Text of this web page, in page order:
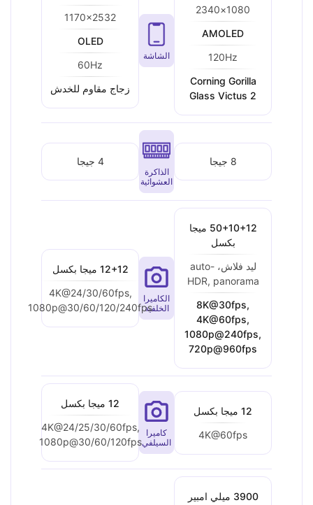
1080×2340
AMOLED
120Hz
Corning Gorilla
Glass Victus 2
الشاشة
1170x2532
OLED
60Hz
زجاج مقاوم للخدش
8 جيجا
الذاكرة
العشوائية
4 جيجا
50+10+12 ميجا
بكسل
ليد فلاش، auto-
HDR, panorama
8K@30fps,
4K@60fps,
1080p@240fps,
720p@960fps
الكاميرا
الخلفية
12+12 ميجا بكسل
4K@24/30/60fps,
1080p@30/60/120/240fps
12 ميجا بكسل
4K@60fps
كاميرا
السيلفي
12 ميجا بكسل
4K@24/25/30/60fps,
1080p@30/60/120fps
3900 ميلي امبير